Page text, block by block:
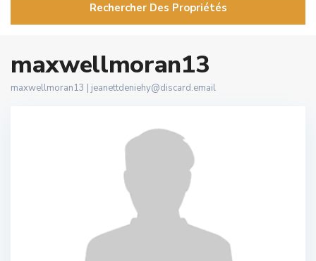
Rechercher Des Propriétés
maxwellmoran13
maxwellmoran13 | jeanettdeniehy@discard.email